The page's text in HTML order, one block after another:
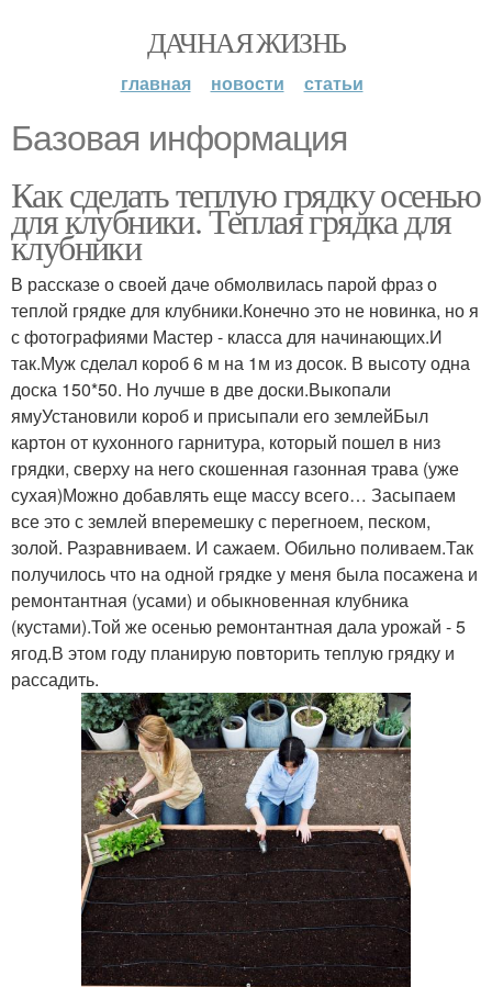
ДАЧНАЯ ЖИЗНЬ
главная новости статьи
Базовая информация
Как сделать теплую грядку осенью
для клубники. Теплая грядка для
клубники
В рассказе о своей даче обмолвилась парой фраз о
теплой грядке для клубники.Конечно это не новинка, но я
с фотографиями Мастер - класса для начинающих.И
так.Муж сделал короб 6 м на 1м из досок. В высоту одна
доска 150*50. Но лучше в две доски.Выкопали
ямуУстановили короб и присыпали его землейБыл
картон от кухонного гарнитура, который пошел в низ
грядки, сверху на него скошенная газонная трава (уже
сухая)Можно добавлять еще массу всего… Засыпаем
все это с землей вперемешку с перегноем, песком,
золой. Разравниваем. И сажаем. Обильно поливаем.Так
получилось что на одной грядке у меня была посажена и
ремонтантная (усами) и обыкновенная клубника
(кустами).Той же осенью ремонтантная дала урожай - 5
ягод.В этом году планирую повторить теплую грядку и
рассадить.